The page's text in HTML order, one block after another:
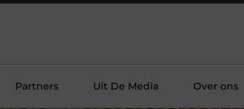
Partners Uit De Media Over ons